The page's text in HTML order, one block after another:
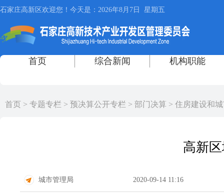
首页 > 专题专栏 > 预决算公开专栏 > 部门决算 > 住房建设和
高新
城市管理局 2020-09-14 11:16